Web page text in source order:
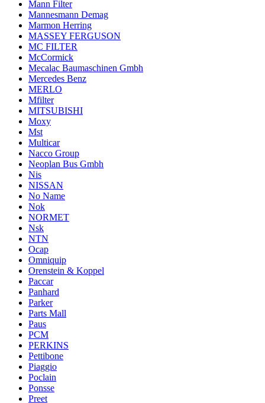
Mann Filter
Mannesmann Demag
Marmon Herring
MASSEY FERGUSON
MC FILTER
McCormick
Mecalac Baumaschinen Gmbh
Mercedes Benz
MERLO
Mfilter
MITSUBISHI
Moxy
Mst
Multicar
Nacco Group
Neoplan Bus Gmbh
Nis
NISSAN
No Name
Nok
NORMET
Nsk
NTN
Ocap
Omniquip
Orenstein & Koppel
Paccar
Panhard
Parker
Parts Mall
Paus
PCM
PERKINS
Pettibone
Piaggio
Poclain
Ponsse
Preet